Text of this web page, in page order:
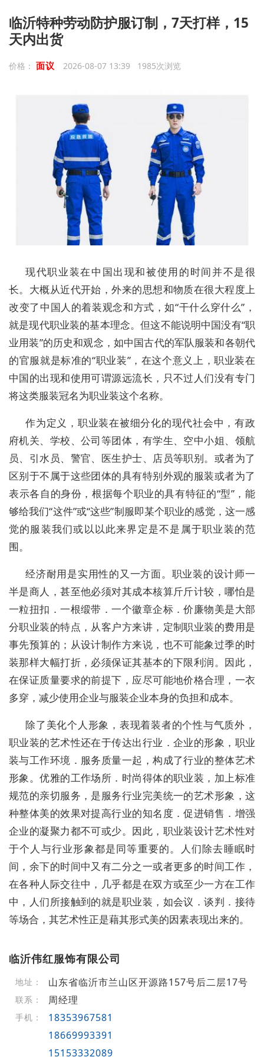
临沂特种劳动防护服订制，7天打样，15
天内出货
价格： 面议 2026-08-07 13:39 1985次浏览
现代职业装在中国出现和被使用的时间并不是很
长。大概从近代开始，外来的思想和物质在很大程度上
改变了中国人的着装观念和方式，如“干什么穿什么”，
就是现代职业装的基本理念。但这不能说明中国没有“职
业用装”的历史和观念，如中国古代的军队服装和各朝代
的官服就是标准的“职业装”，在这个意义上，职业装在
中国的出现和使用可谓源远流长，只不过人们没有专门
将这类服装冠名为职业装这个名称。
作为定义，职业装在被细分化的现代社会中，有政
府机关、学校、公司等团体，有学生、空中小姐、领航
员、引水员、警官、医生护士、店员等职别。或者为了
区别于不属于这些团体的具有特别外观的服装或者为了
表示各自的身份，根据每个职业的具有特征的“型”，能
够给我们“这件”或“这些”制服即某个职业的感觉，这一感
觉的服装我们或以以此来界定是不是属于职业装的范
围。
经济耐用是实用性的又一方面。职业装的设计师一
半是商人，甚至他必须对其成本核算斤斤计较，哪怕是
一粒扭扣．一根缎带．一个徽章企标．价廉物美是大部
分职业装的特点，从客户方来讲，定制职业装的费用是
事先预算的；从设计制作方来说，也不可能象过季的时
装那样大幅打折，必须保证其基本的下限利润。因此，
在保证质量要求的前提下，应尽可能地价格合理，一衣
多穿，减少使用企业与服装企业本身的负担和成本。
除了美化个人形象，表现着装者的个性与气质外，
职业装的艺术性还在于传达出行业．企业的形象，职业
装与工作环境．服务质量一起，构成了行业的整体艺术
形象。优雅的工作场所．时尚得体的职业装，加上标准
规范的亲切服务，是服务行业完美统一的艺术形象，这
种整体美的效果对提高行业的知名度．促进销售．增强
企业的凝聚力都不可或少。因此，职业装设计艺术性对
于个人与行业形象都是同等重要的。人们除去睡眠时
间，余下的时间中又有二分之一或者更多的时间工作，
在各种人际交往中，几乎都是在双方或至少一方在工作
中，人们所接触到的就是职业装，如会议．谈判．接待
等场合，其艺术性正是藉其形式美的因素表现出来的。
临沂伟红服饰有限公司
地址： 山东省临沂市兰山区开源路157号后二层17号
联系： 周经理
手机：
18353967581
18669993391
15153332089